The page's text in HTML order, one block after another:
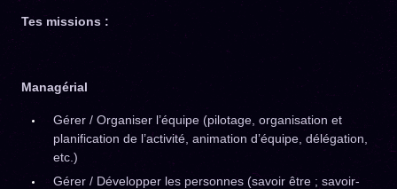
Tes missions :
Managérial
Gérer / Organiser l’équipe (pilotage, organisation et
planification de l’activité, animation d’équipe, délégation,
etc.)
Gérer / Développer les personnes (savoir être ; savoir-